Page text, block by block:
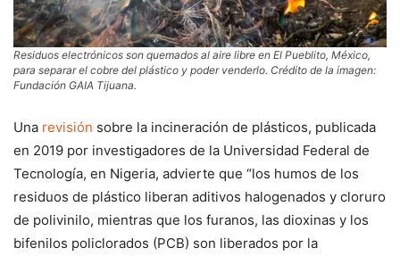
Residuos electrónicos son quemados al aire libre en El Pueblito, México,
para separar el cobre del plástico y poder venderlo. Crédito de la imagen:
Fundación GAIA Tijuana.
Una revisión sobre la incineración de plásticos, publicada
en 2019 por investigadores de la Universidad Federal de
Tecnología, en Nigeria, advierte que “los humos de los
residuos de plástico liberan aditivos halogenados y cloruro
de polivinilo, mientras que los furanos, las dioxinas y los
bifenilos policlorados (PCB) son liberados por la